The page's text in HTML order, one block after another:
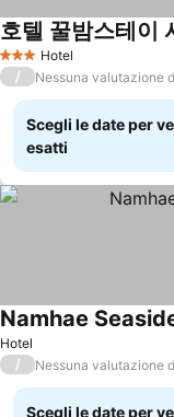
3 StelleHotel
호텔 꿀밤스테이
/ Nessuna valutazione
Scegli le date per
esatti
Hotel
Namhae
/ Nessuna valutazione
Scegli le date per